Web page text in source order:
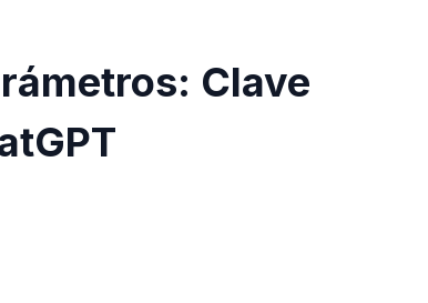
Clave